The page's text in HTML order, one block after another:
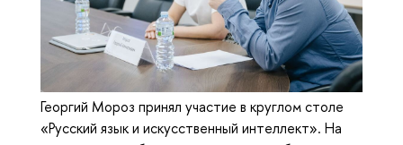
Георгий Мороз принял участие в круглом столе
«Русский язык и искусственный интеллект». На